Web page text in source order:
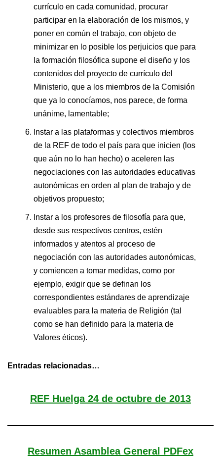
currículo en cada comunidad, procurar
participar en la elaboración de los mismos, y
poner en común el trabajo, con objeto de
minimizar en lo posible los perjuicios que para
la formación filosófica supone el diseño y los
contenidos del proyecto de currículo del
Ministerio, que a los miembros de la Comisión
que ya lo conocíamos, nos parece, de forma
unánime, lamentable;
Instar a las plataformas y colectivos miembros
de la REF de todo el país para que inicien (los
que aún no lo han hecho) o aceleren las
negociaciones con las autoridades educativas
autonómicas en orden al plan de trabajo y de
objetivos propuesto;
Instar a los profesores de filosofía para que,
desde sus respectivos centros, estén
informados y atentos al proceso de
negociación con las autoridades autonómicas,
y comiencen a tomar medidas, como por
ejemplo, exigir que se definan los
correspondientes estándares de aprendizaje
evaluables para la materia de Religión (tal
como se han definido para la materia de
Valores éticos).
Entradas relacionadas…
REF Huelga 24 de octubre de 2013
Resumen Asamblea General PDFex